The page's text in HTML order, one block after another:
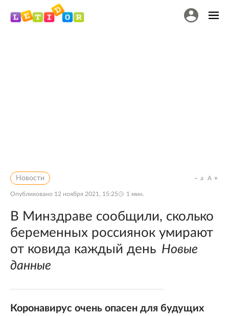
Новости
Опубликовано 12 ноября 2021, 15:25 1 мин.
a A
В Минздраве сообщили, сколько
беременных россиянок умирают
от ковида каждый день Новые
данные
Коронавирус очень опасен для будущих